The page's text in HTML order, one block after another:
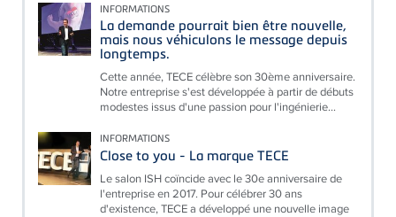
INFORMATIONS
La demande pourrait bien être nouvelle,
mais nous véhiculons le message depuis
longtemps.
Cette année, TECE célèbre son 30ème anniversaire.
Notre entreprise s'est développée à partir de débuts
modestes issus d'une passion pour l'ingénierie...
INFORMATIONS
Close to you - La marque TECE
Le salon ISH coïncide avec le 30e anniversaire de
l'entreprise en 2017. Pour célébrer 30 ans
d'existence, TECE a développé une nouvelle image